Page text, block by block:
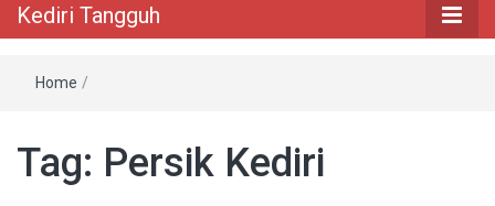
Kediri Tangguh
Home /
Tag: Persik Kediri